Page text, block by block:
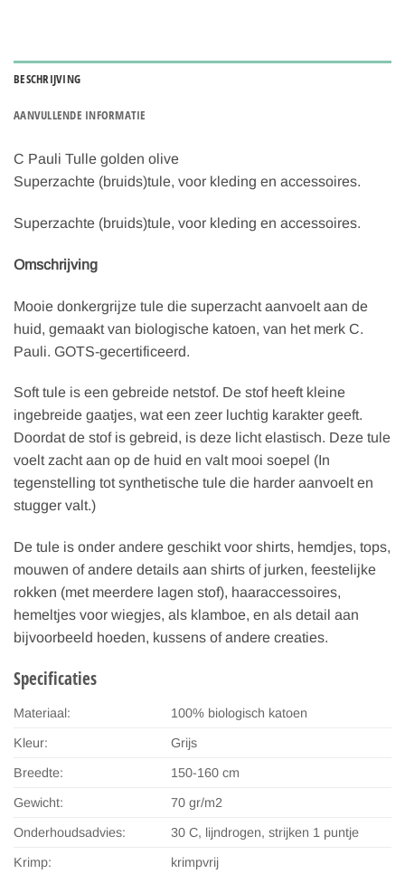
BESCHRIJVING
AANVULLENDE INFORMATIE
C Pauli Tulle golden olive
Superzachte (bruids)tule, voor kleding en accessoires.
Superzachte (bruids)tule, voor kleding en accessoires.
Omschrijving
Mooie donkergrijze tule die superzacht aanvoelt aan de
huid, gemaakt van biologische katoen, van het merk C.
Pauli. GOTS-gecertificeerd.
Soft tule is een gebreide netstof. De stof heeft kleine
ingebreide gaatjes, wat een zeer luchtig karakter geeft.
Doordat de stof is gebreid, is deze licht elastisch. Deze tule
voelt zacht aan op de huid en valt mooi soepel (In
tegenstelling tot synthetische tule die harder aanvoelt en
stugger valt.)
De tule is onder andere geschikt voor shirts, hemdjes, tops,
mouwen of andere details aan shirts of jurken, feestelijke
rokken (met meerdere lagen stof), haaraccessoires,
hemeltjes voor wiegjes, als klamboe, en als detail aan
bijvoorbeeld hoeden, kussens of andere creaties.
Specificaties
Materiaal: 100% biologisch katoen
Kleur: Grijs
Breedte: 150-160 cm
Gewicht: 70 gr/m2
Onderhoudsadvies: 30 C, lijndrogen, strijken 1 puntje
Krimp: krimpvrij